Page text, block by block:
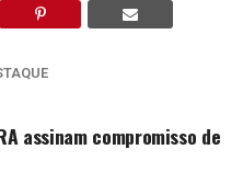
assinam compromisso de